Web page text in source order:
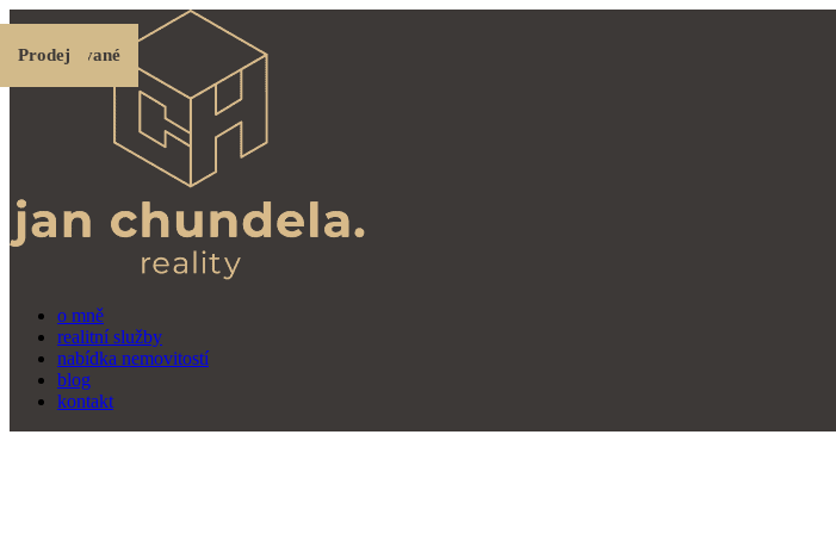
o mně
realitní služby
nabídka nemovitostí
blog
kontakt
Prodej
Pronájem
Pronájem
Prodej
Prodej
Prodané
Prodej
Rezervované
Rezervované
Prodej